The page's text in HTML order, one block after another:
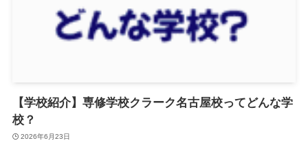
【学校紹介】専修学校クラーク名古屋校ってどんな学
校？
2026年6月23日